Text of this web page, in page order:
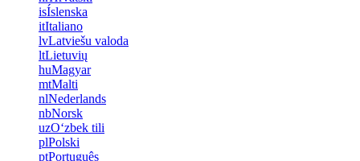
isÍslenska
itItaliano
lvLatviešu valoda
ltLietuvių
huMagyar
mtMalti
nlNederlands
nbNorsk
uzOʻzbek tili
plPolski
ptPortuguês